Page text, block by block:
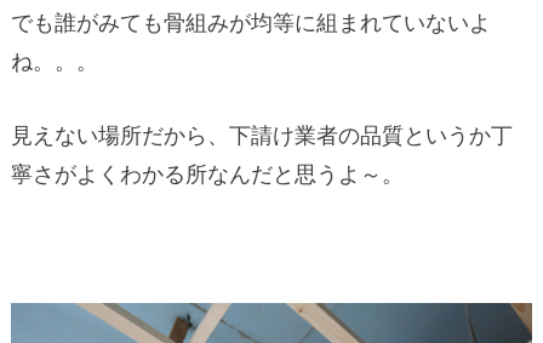
でも誰がみても骨組みが均等に組まれていないよ
ね。。。
見えない場所だから、下請け業者の品質というか丁
寧さがよくわかる所なんだと思うよ～。